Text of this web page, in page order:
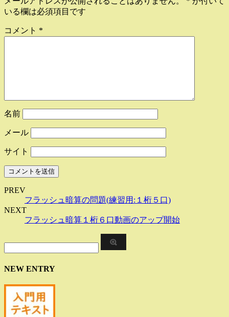
いる欄は必須項目です
コメント *
名前
メール
サイト
PREV
フラッシュ暗算の問題(練習用:１桁５口)
NEXT
フラッシュ暗算１桁６口動画のアップ開始
NEW ENTRY